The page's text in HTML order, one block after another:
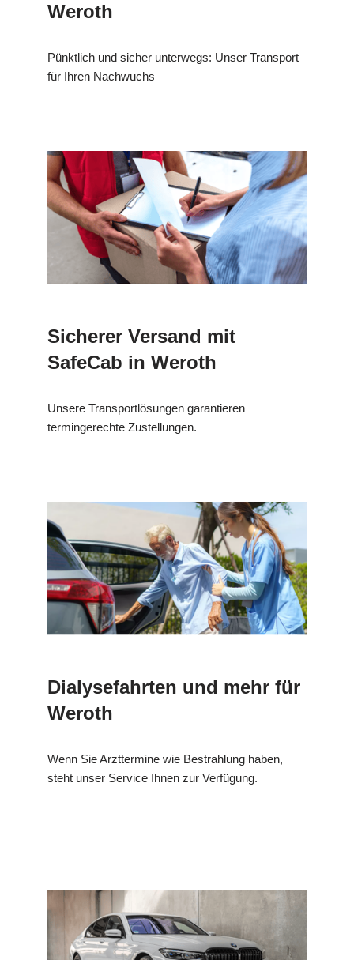
Weroth
Pünktlich und sicher unterwegs: Unser Transport
für Ihren Nachwuchs
Sicherer Versand mit
SafeCab in Weroth
Unsere Transportlösungen garantieren
termingerechte Zustellungen.
Dialysefahrten und mehr für
Weroth
Wenn Sie Arzttermine wie Bestrahlung haben,
steht unser Service Ihnen zur Verfügung.